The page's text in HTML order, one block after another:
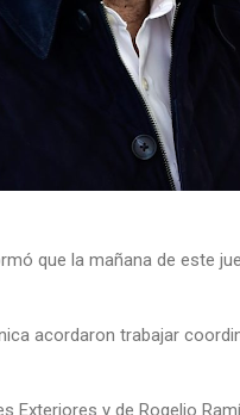
que la mañana de este
acordaron trabajar
Exteriores y de Rogelio